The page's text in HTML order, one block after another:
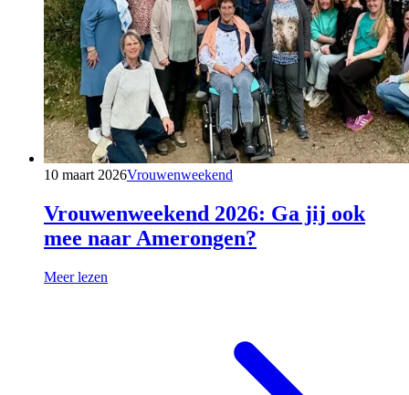
10 maart 2026Vrouwenweekend
Vrouwenweekend 2026: Ga jij ook
mee naar Amerongen?
Meer lezen